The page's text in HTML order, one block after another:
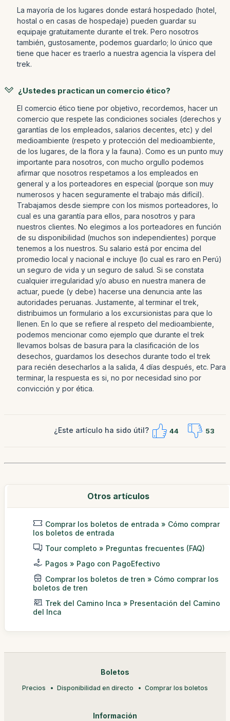
La mayoría de los lugares donde estará hospedado (hotel,
hostal o en casas de hospedaje) pueden guardar su
equipaje gratuitamente durante el trek. Pero nosotros
también, gustosamente, podemos guardarlo; lo único que
tiene que hacer es traerlo a nuestra agencia la víspera del
trek.
¿Ustedes practican un comercio ético?
El comercio ético tiene por objetivo, recordemos, hacer un
comercio que respete las condiciones sociales (derechos y
garantías de los empleados, salarios decentes, etc) y del
medioambiente (respeto y protección del medioambiente,
de los lugares, de la flora y la fauna). Como es un punto muy
importante para nosotros, con mucho orgullo podemos
afirmar que nosotros respetamos a los empleados en
general y a los porteadores en especial (porque son muy
numerosos y hacen seguramente el trabajo más difícil).
Trabajamos desde siempre con los mismos porteadores, lo
cual es una garantía para ellos, para nosotros y para
nuestros clientes. No elegimos a los porteadores en función
de su disponibilidad (muchos son independientes) porque
tenemos a los nuestros. Su salario está por encima del
promedio local y nacional e incluye (lo cual es raro en Perú)
un seguro de vida y un seguro de salud. Si se constata
cualquier irregularidad y/o abuso en nuestra manera de
actuar, puede (y debe) hacerse una denuncia ante las
autoridades peruanas. Justamente, al terminar el trek,
distribuimos un formulario a los excursionistas para que lo
llenen. En lo que se refiere al respeto del medioambiente,
podemos mencionar como ejemplo que durante el trek
llevamos bolsas de basura para la clasificación de los
desechos, guardamos los desechos durante todo el trek
para recién desecharlos a la salida, 4 días después, etc. Para
terminar, la respuesta es si, no por necesidad sino por
convicción y por ética.
¿Este artículo ha sido útil? 44 53
Otros artículos
Comprar los boletos de entrada » Cómo comprar
los boletos de entrada
Tour completo » Preguntas frecuentes (FAQ)
Pagos » Pago con PagoEfectivo
Comprar los boletos de tren » Cómo comprar los
boletos de tren
Trek del Camino Inca » Presentación del Camino
del Inca
Boletos
Precios Disponibilidad en directo Comprar los boletos
Información